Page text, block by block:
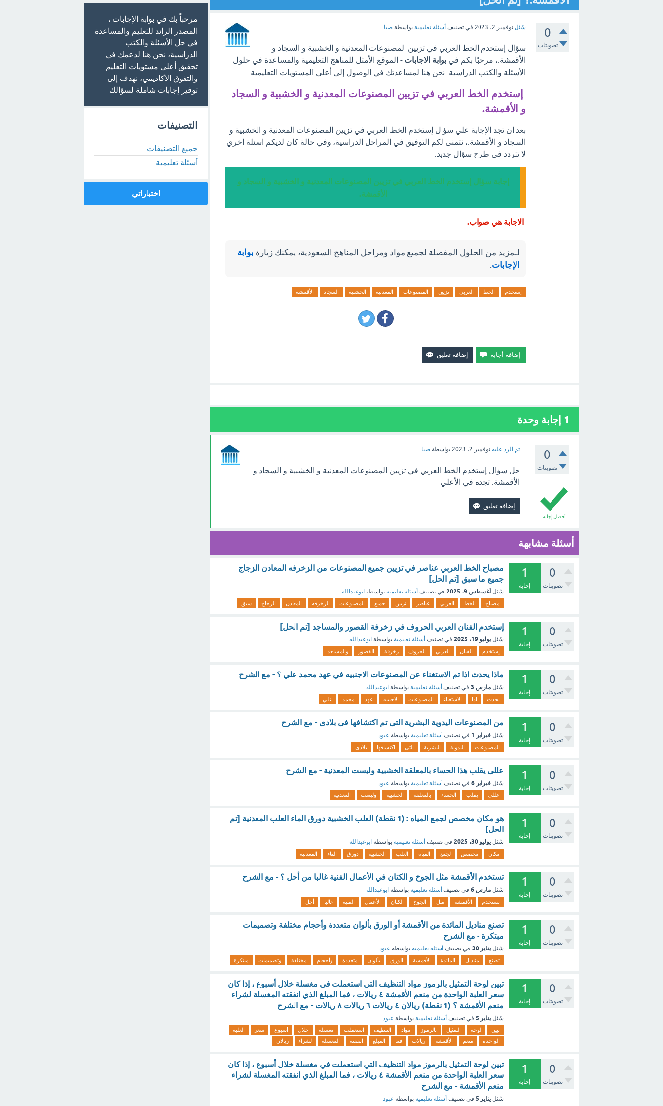
0
تصويتات
سُئل نوفمبر 2، 2023 في تصنيف أسئلة تعليمية بواسطة صبا
سؤال إستخدم الخط العربي في تزيين المصنوعات المعدنية و الخشبية و السجاد و
الأقمشة.، مرحبًا بكم في بوابة الاجابات - الموقع الأمثل للمناهج التعليمية والمساعدة في حلول
الأسئلة والكتب الدراسية. نحن هنا لمساعدتك في الوصول إلى أعلى المستويات التعليمية.
إستخدم الخط العربي في تزيين المصنوعات المعدنية و الخشبية و السجاد
و الأقمشة.
بعد ان تجد الإجابة علي سؤال إستخدم الخط العربي في تزيين المصنوعات المعدنية و الخشبية و
السجاد و الأقمشة.، نتمنى لكم التوفيق في المراحل الدراسية، وفي حالة كان لديكم اسئلة اخري
لا تتردد في طرح سؤال جديد.
إجابة سؤال إستخدم الخط العربي في تزيين المصنوعات المعدنية و الخشبية و السجاد و
الأقمشة.
الاجابة هي صواب.
للمزيد من الحلول المفصلة لجميع مواد ومراحل المناهج السعودية، يمكنك زيارة بوابة
الإجابات.
إستخدم الخط العربي تزيين المصنوعات المعدنية الخشبية السجاد الأقمشة
1 إجابة وحدة
0
تصويتات
تم الرد عليه نوفمبر 2، 2023 بواسطة صبا
أفضل إجابة
حل سؤال إستخدم الخط العربي في تزيين المصنوعات المعدنية و الخشبية و السجاد و
الأقمشة. تجده في الأعلي
أسئلة مشابهة
0
تصويتات
1
إجابة
مصباح الخط العربي عناصر في تزيين جميع المصنوعات من الزخرفه المعادن الزجاج
جميع ما سبق [تم الحل]
سُئل أغسطس 9، 2025 في تصنيف أسئلة تعليمية بواسطة ابوعبدالله
مصباح الخط العربي عناصر تزيين جميع المصنوعات الزخرفه المعادن الزجاج سبق
0
تصويتات
1
إجابة
إستخدم الفنان العربي الحروف في زخرفة القصور والمساجد [تم الحل]
سُئل يوليو 19، 2025 في تصنيف أسئلة تعليمية بواسطة ابوعبدالله
إستخدم الفنان العربي الحروف زخرفة القصور والمساجد
0
تصويتات
1
إجابة
ماذا يحدث اذا تم الاستغناء عن المصنوعات الاجنبيه في عهد محمد علي ؟ - مع الشرح
سُئل مارس 3 في تصنيف أسئلة تعليمية بواسطة ابوعبدالله
يحدث اذا الاستغناء المصنوعات الاجنبيه عهد محمد علي
0
تصويتات
1
إجابة
من المصنوعات اليدوية البشرية التى تم اكتشافها فى بلادى - مع الشرح
سُئل فبراير 1 في تصنيف أسئلة تعليمية بواسطة عبود
المصنوعات اليدوية البشرية التى اكتشافها بلادى
0
تصويتات
1
إجابة
عللى يقلب هذا الحساء بالمعلقة الخشبية وليست المعدنية - مع الشرح
سُئل فبراير 6 في تصنيف أسئلة تعليمية بواسطة عبود
عللى يقلب الحساء بالمعلقة الخشبية وليست المعدنية
0
تصويتات
1
إجابة
هو مكان مخصص لجمع المياه : (1 نقطة) العلب الخشبية دورق الماء العلب المعدنية [تم
الحل]
سُئل يوليو 30، 2025 في تصنيف أسئلة تعليمية بواسطة ابوعبدالله
مكان مخصص لجمع المياه العلب الخشبية دورق الماء المعدنية
0
تصويتات
1
إجابة
تستخدم الأقمشة مثل الجوخ و الكتان في الأعمال الفنية غالبا من أجل ؟ - مع الشرح
سُئل مارس 6 في تصنيف أسئلة تعليمية بواسطة ابوعبدالله
تستخدم الأقمشة مثل الجوخ الكتان الأعمال الفنية غالبا أجل
0
تصويتات
1
إجابة
تصنع مناديل المائدة من الأقمشة أو الورق بألوان متعددة وأحجام مختلفة وتصميمات
مبتكرة - مع الشرح
سُئل يناير 30 في تصنيف أسئلة تعليمية بواسطة عبود
تصنع مناديل المائدة الأقمشة الورق بألوان متعددة وأحجام مختلفة وتصميمات مبتكرة
0
تصويتات
1
إجابة
تبين لوحة التمثيل بالرموز مواد التنظيف التي استعملت في مغسلة خلال أسبوع ، إذا كان
سعر العلبة الواحدة من منعم الأقمشة ٤ ريالات ، فما المبلغ الذي انفقته المغسلة لشراء
منعم الأقمشة ؟ (1 نقطة) ريالان ٤ ريالات ٦ ريالات ٨ ريالات - مع الشرح
سُئل يناير 5 في تصنيف أسئلة تعليمية بواسطة عبود
تبين لوحة التمثيل بالرموز مواد التنظيف استعملت مغسلة خلال أسبوع سعر
العلبة
الواحدة
منعم الأقمشة ريالات فما المبلغ انفقته المغسلة لشراء ريالان
0
تصويتات
1
إجابة
تبين لوحة التمثيل بالرموز مواد التنظيف التي استعملت في مغسلة خلال أسبوع ، إذا كان
سعر العلبة الواحدة من منعم الأقمشة ٤ ريالات ، فما المبلغ الذي انفقته المغسلة لشراء
منعم الأقمشة - مع الشرح
سُئل يناير 5 في تصنيف أسئلة تعليمية بواسطة عبود
مرحباً بك في بوابة الإجابات ،
المصدر الرائد للتعليم والمساعدة
في حل الأسئلة والكتب
الدراسية، نحن هنا لدعمك في
تحقيق أعلى مستويات التعليم
والتفوق الأكاديمي، نهدف إلى
توفير إجابات شاملة لسؤالك
التصنيفات
جميع التصنيفات
أسئلة تعليمية
اختباراتي